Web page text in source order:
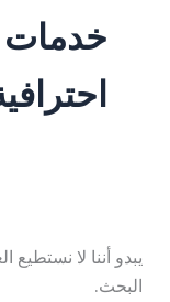
خدمات
يبدو أننا لا
البحث.